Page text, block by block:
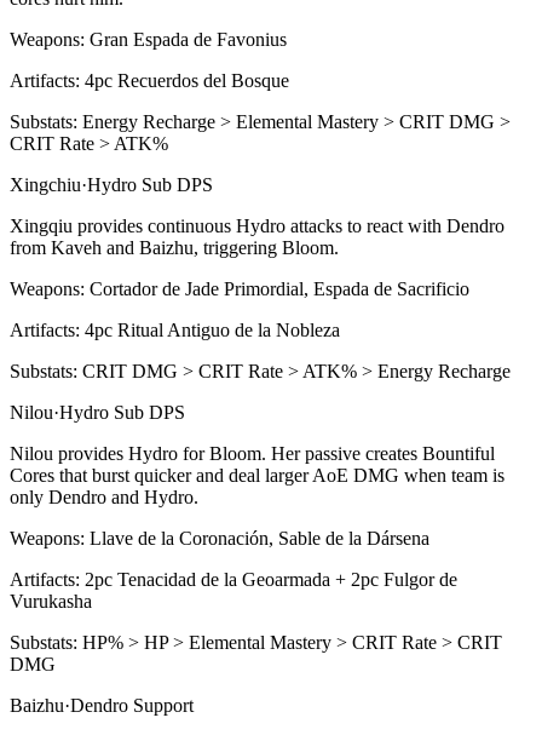
Weapons: Gran Espada de Favonius
Artifacts: 4pc Recuerdos del Bosque
Substats: Energy Recharge > Elemental Mastery > CRIT DMG >
CRIT Rate > ATK%
Xingchiu·Hydro Sub DPS
Xingqiu provides continuous Hydro attacks to react with Dendro
from Kaveh and Baizhu, triggering Bloom.
Weapons: Cortador de Jade Primordial, Espada de Sacrificio
Artifacts: 4pc Ritual Antiguo de la Nobleza
Substats: CRIT DMG > CRIT Rate > ATK% > Energy Recharge
Nilou·Hydro Sub DPS
Nilou provides Hydro forBloom. Her passive creates Bountiful
Cores that burst quicker and deal larger AoE DMG when team is
only Dendro and Hydro.
Weapons: Llave de la Coronación, Sable de la Dársena
Artifacts: 2pc Tenacidad de la Geoarmada + 2pc Fulgor de
Vurukasha
Substats: HP% > HP > Elemental Mastery > CRIT Rate > CRIT
DMG
Baizhu·Dendro Support